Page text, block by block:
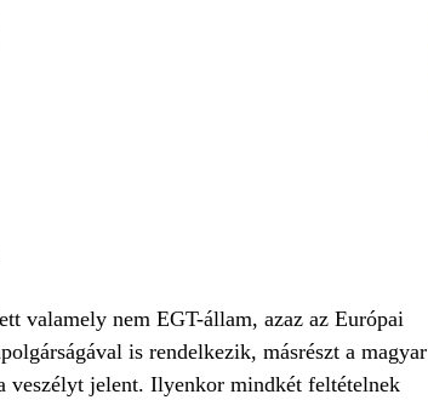
valamely nem EGT-állam, azaz az Európai
is rendelkezik, másrészt a magyar
veszélyt jelent. Ilyenkor mindkét feltételnek